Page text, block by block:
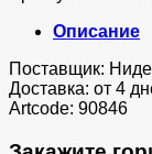
Описание
Поставщик:
Доставка: от 4
Artcode: 90846